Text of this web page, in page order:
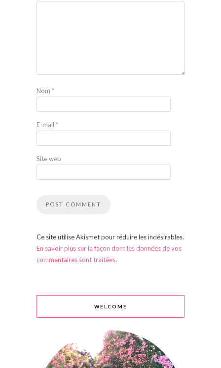
Nom *
E-mail *
Site web
Ce site utilise Akismet pour réduire les indésirables.
En savoir plus sur la façon dont les données de vos
commentaires sont traitées.
WELCOME